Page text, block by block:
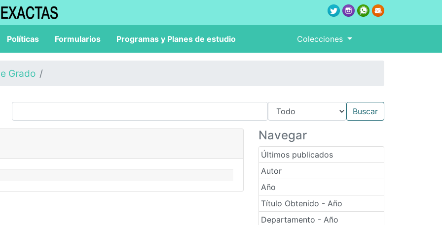
Políticas Formularios Programas y Planes de estudio Colecciones
Grado
Navegar
Últimos publicados
Autor
Año
Título Obtenido - Año
Departamento - Año